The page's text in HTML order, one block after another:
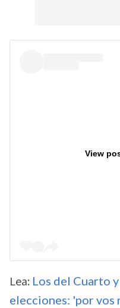
View
Lea: Los del Cuarto
elecciones: 'por vos